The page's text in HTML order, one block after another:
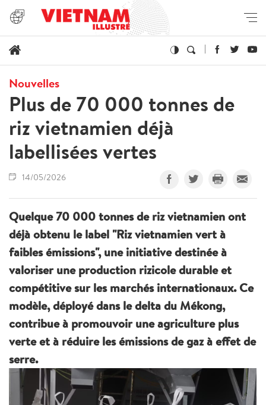
Nouvelles
Plus de 70 000 tonnes de
riz vietnamien déjà
labellisées vertes
14/05/2026
Quelque 70 000 tonnes de riz vietnamien ont
déjà obtenu le label "Riz vietnamien vert à
faibles émissions", une initiative destinée à
valoriser une production rizicole durable et
compétitive sur les marchés internationaux. Ce
modèle, déployé dans le delta du Mékong,
contribue à promouvoir une agriculture plus
verte et à réduire les émissions de gaz à effet de
serre.